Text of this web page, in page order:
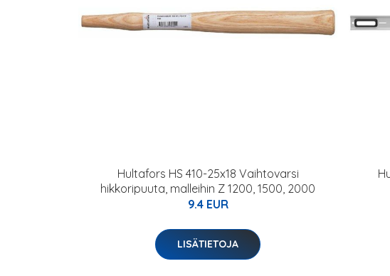
Hultafors HS 410-25x18 Vaihtovarsi
hikkoripuuta, malleihin Z 1200, 1500, 2000
9.4 EUR
LISÄTIETOJA